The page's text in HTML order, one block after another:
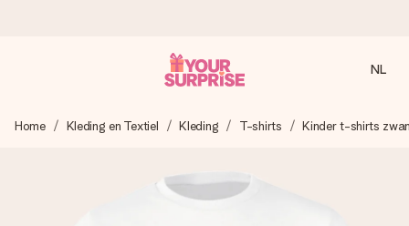
We maken jouw cadeau met zorg en zorgen dat het
NL
Home Kleding en Textiel Kleding T-shirts Kinder t-shirts